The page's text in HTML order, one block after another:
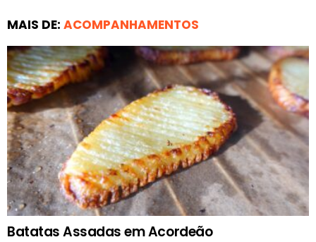
MAIS DE: ACOMPANHAMENTOS
Batatas Assadas em Acordeão